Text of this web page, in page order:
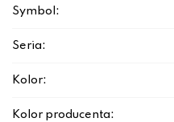
Symbol:
Seria:
Kolor:
Kolor producenta: